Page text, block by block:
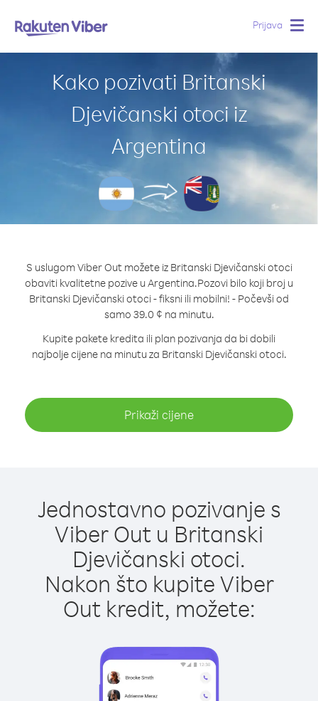
Prijava
Kako pozivati Britanski
Djevičanski otoci iz
Argentina
S uslugom Viber Out možete iz Britanski Djevičanski otoci
obaviti kvalitetne pozive u Argentina.Pozovi bilo koji broj u
Britanski Djevičanski otoci - fiksni ili mobilni! - Počevši od
samo 39.0 ¢ na minutu.
Kupite pakete kredita ili plan pozivanja da bi dobili
najbolje cijene na minutu za Britanski Djevičanski otoci.
Prikaži cijene
Jednostavno pozivanje s
Viber Out u Britanski
Djevičanski otoci.
Nakon što kupite Viber
Out kredit, možete: